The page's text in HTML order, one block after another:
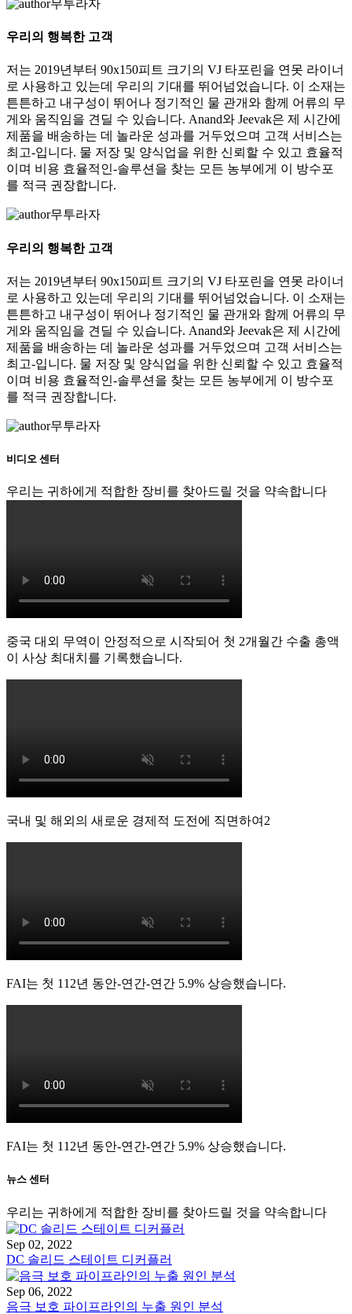
무투라자
우리의 행복한 고객
저는 2019년부터 90x150피트 크기의 VJ 타포린을 연못 라이너
로 사용하고 있는데 우리의 기대를 뛰어넘었습니다. 이 소재는
튼튼하고 내구성이 뛰어나 정기적인 물 관개와 함께 어류의 무
게와 움직임을 견딜 수 있습니다. Anand와 Jeevak은 제 시간에
제품을 배송하는 데 놀라운 성과를 거두었으며 고객 서비스는
최고-입니다. 물 저장 및 양식업을 위한 신뢰할 수 있고 효율적
이며 비용 효율적인-솔루션을 찾는 모든 농부에게 이 방수포
를 적극 권장합니다.
무투라자
우리의 행복한 고객
저는 2019년부터 90x150피트 크기의 VJ 타포린을 연못 라이너
로 사용하고 있는데 우리의 기대를 뛰어넘었습니다. 이 소재는
튼튼하고 내구성이 뛰어나 정기적인 물 관개와 함께 어류의 무
게와 움직임을 견딜 수 있습니다. Anand와 Jeevak은 제 시간에
제품을 배송하는 데 놀라운 성과를 거두었으며 고객 서비스는
최고-입니다. 물 저장 및 양식업을 위한 신뢰할 수 있고 효율적
이며 비용 효율적인-솔루션을 찾는 모든 농부에게 이 방수포
를 적극 권장합니다.
무투라자
비디오 센터
우리는 귀하에게 적합한 장비를 찾아드릴 것을 약속합니다
중국 대외 무역이 안정적으로 시작되어 첫 2개월간 수출 총액
이 사상 최대치를 기록했습니다.
국내 및 해외의 새로운 경제적 도전에 직면하여2
FAI는 첫 112년 동안-연간-연간 5.9% 상승했습니다.
FAI는 첫 112년 동안-연간-연간 5.9% 상승했습니다.
뉴스 센터
우리는 귀하에게 적합한 장비를 찾아드릴 것을 약속합니다
Sep 02, 2022
DC 솔리드 스테이트 디커플러
Sep 06, 2022
음극 보호 파이프라인의 누출 원인 분석